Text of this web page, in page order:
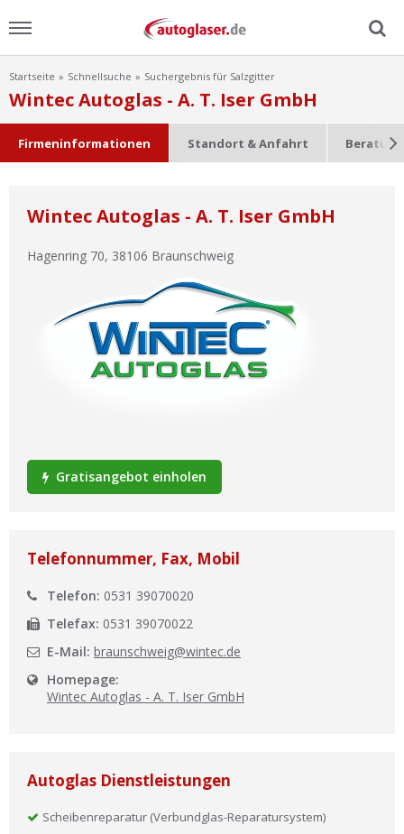
Menu
Home
Ratgeber
Scheibensuche
Werkstatt Login
Startseite Schnellsuche Suchergebnis für Salzgitter
Wintec Autoglas - A. T. Iser GmbH
Firmeninformationen Standort & Anfahrt
Wintec Autoglas - A. T. Iser GmbH
Hagenring 70, 38106 Braunschweig
Gratisangebot einholen
Telefonnummer, Fax, Mobil
Telefon: 0531 39070020
Telefax: 0531 39070022
E-Mail: braunschweig@wintec.de
Homepage:
Wintec Autoglas - A. T. Iser GmbH
Autoglas Dienstleistungen
Scheibenreparatur (Verbundglas-Reparatursystem)